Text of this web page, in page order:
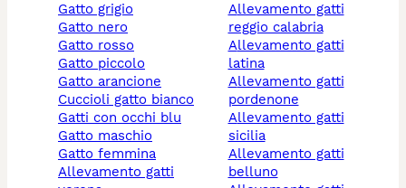
gatto grigio
gatto nero
gatto rosso
gatto piccolo
gatto arancione
cuccioli gatto bianco
gatti con occhi blu
gatto maschio
gatto femmina
allevamento gatti
allevamento gatti
reggio calabria
allevamento gatti
latina
allevamento gatti
pordenone
allevamento gatti
sicilia
allevamento gatti
belluno